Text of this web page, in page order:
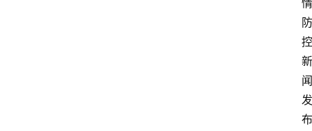
情
防
控
新
闻
发
布